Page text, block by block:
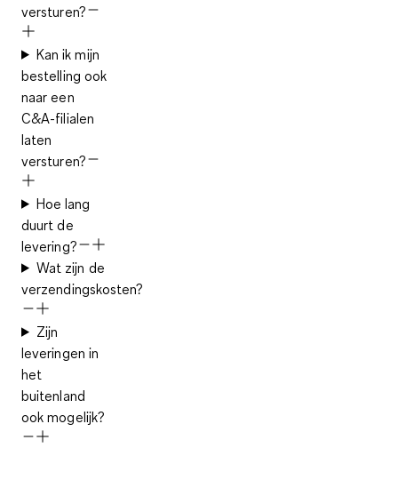
versturen?
Kan ik mijn
bestelling ook
naar een
C&A-filialen
laten
versturen?
Hoe lang
duurt de
levering?
Wat zijn de
verzendingskosten?
Zijn
leveringen in
het
buitenland
ook mogelijk?